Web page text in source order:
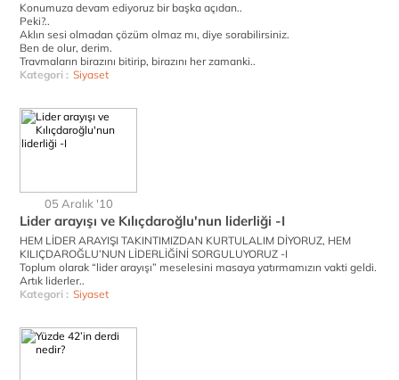
Konumuza devam ediyoruz bir başka açıdan..
Peki?..
Aklın sesi olmadan çözüm olmaz mı, diye sorabilirsiniz.
Ben de olur, derim.
Travmaların birazını bitirip, birazını her zamanki..
Kategori : Siyaset
05 Aralık '10
Lider arayışı ve Kılıçdaroğlu'nun liderliği -I
HEM LİDER ARAYIŞI TAKINTIMIZDAN KURTULALIM DİYORUZ, HEM
KILIÇDAROĞLU’NUN LİDERLİĞİNİ SORGULUYORUZ -I
Toplum olarak “lider arayışı” meselesini masaya yatırmamızın vakti geldi.
Artık liderler..
Kategori : Siyaset